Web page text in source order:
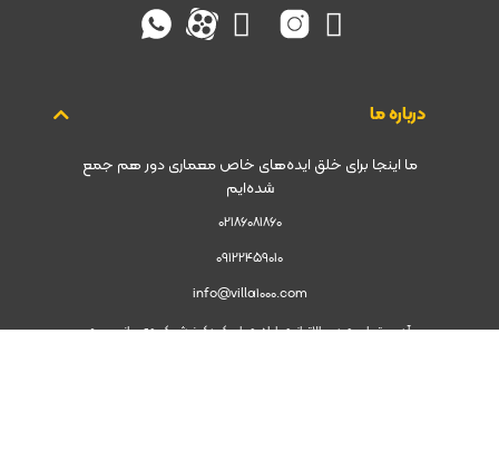
درباره ما
ما اینجا برای خلق ایده‌های خاص معماری دور هم جمع
شده‌ایم
02186081860
09122459010
info@villa1000.com
آدرس تهران جردن بالاتر از چهارراه جهان کودک نبش کوچه صانعی برج